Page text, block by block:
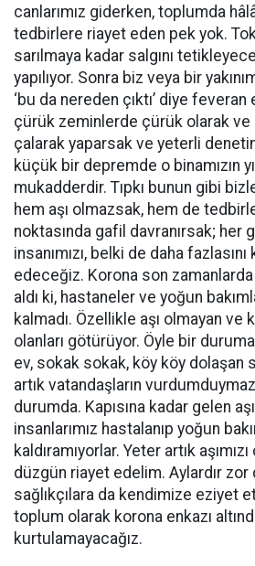
canlarımız giderken, toplumda
tedbirlere riayet eden pek yok.
sarılmaya kadar salgını
yapılıyor. Sonra biz veya bir
‘bu da nereden çıktı’ diye feveran
çürük zeminlerde çürük olarak ve
çalarak yaparsak ve yeterli
küçük bir depremde o binamızın
mukadderdir. Tıpkı bunun gibi
hem aşı olmazsak, hem de
noktasında gafil davranırsak; her
insanımızı, belki de daha
edeceğiz. Korona son
aldı ki, hastaneler ve yoğun
kalmadı. Özellikle aşı olmayan ve
olanları götürüyor. Öyle bir
ev, sokak sokak, köy köy dolaşan
artık vatandaşların
durumda. Kapısına kadar gelen
insanlarımız hastalanıp yoğun
kaldıramıyorlar. Yeter artık
düzgün riayet edelim. Aylardır zor
sağlıkçılara da kendimize eziyet
toplum olarak korona enkazı
kurtulamayacağız.